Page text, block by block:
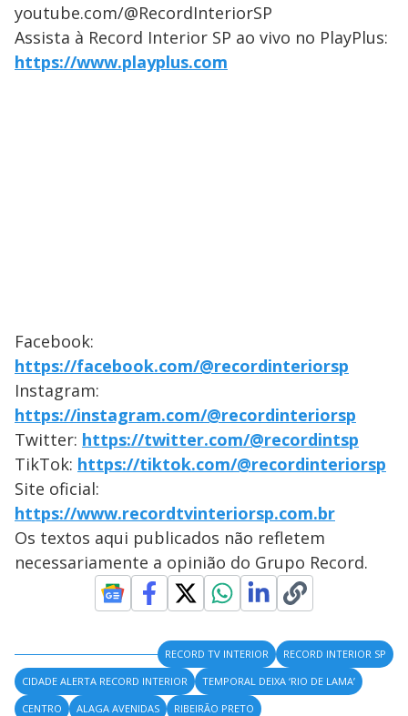
youtube.com/@RecordInteriorSP
Assista à Record Interior SP ao vivo no PlayPlus:
https://www.playplus.com
Facebook:
https://facebook.com/@recordinteriorsp
Instagram:
https://instagram.com/@recordinteriorsp
Twitter: https://twitter.com/@recordintsp
TikTok: https://tiktok.com/@recordinteriorsp
Site oficial:
https://www.recordtvinteriorsp.com.br
Os textos aqui publicados não refletem
necessariamente a opinião do Grupo Record.
RECORD TV INTERIOR
RECORD INTERIOR SP
CIDADE ALERTA RECORD INTERIOR
TEMPORAL DEIXA ‘RIO DE LAMA’
CENTRO
ALAGA AVENIDAS RIBEIRÃO PRETO